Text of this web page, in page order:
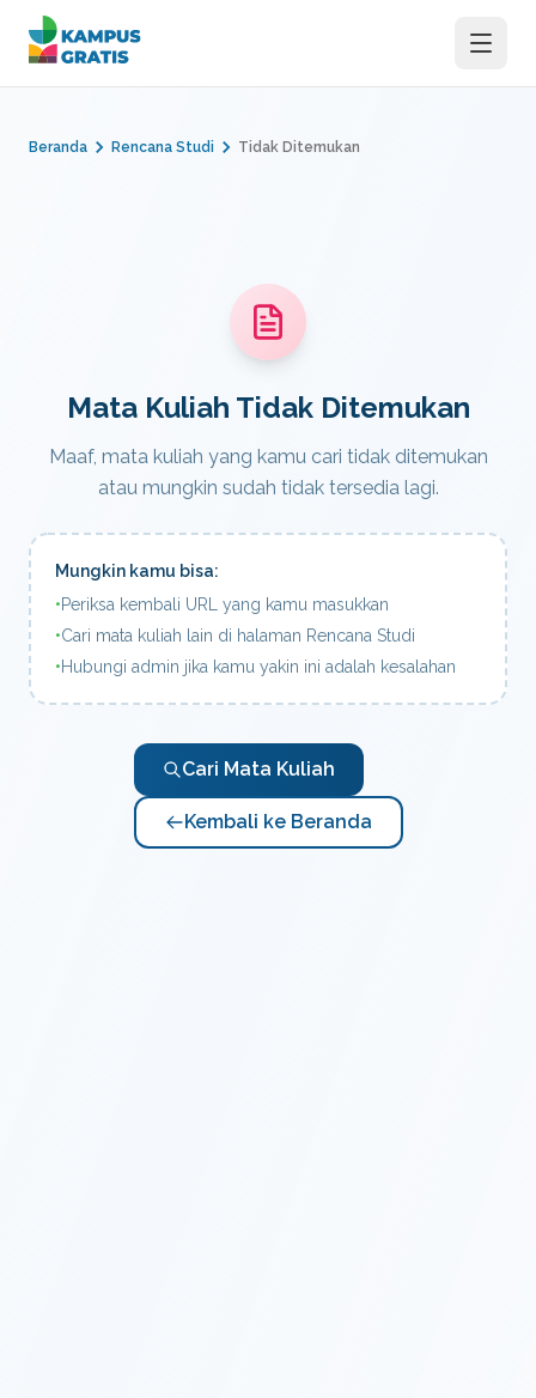
Langsung ke konten utama
Beranda Rencana Studi Tidak Ditemukan
Mata Kuliah Tidak Ditemukan
Maaf, mata kuliah yang kamu cari tidak ditemukan
atau mungkin sudah tidak tersedia lagi.
Mungkin kamu bisa:
•Periksa kembali URL yang kamu masukkan
•Cari mata kuliah lain di halaman Rencana Studi
•Hubungi admin jika kamu yakin ini adalah kesalahan
Cari Mata Kuliah
Kembali ke Beranda